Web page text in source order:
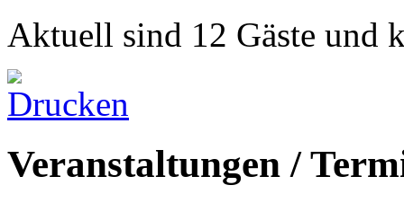
Aktuell sind 12 Gäste und
Veranstaltungen /